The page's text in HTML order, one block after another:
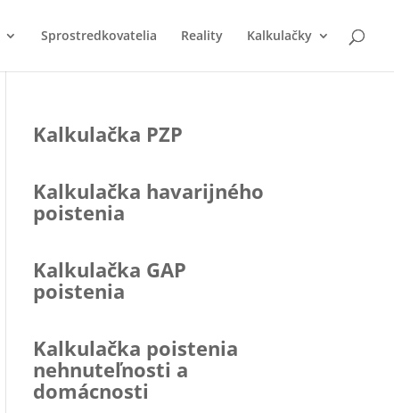
Sprostredkovatelia Reality Kalkulačky
Kalkulačka PZP
Kalkulačka havarijného
poistenia
Kalkulačka GAP
poistenia
Kalkulačka poistenia
nehnuteľnosti a
domácnosti